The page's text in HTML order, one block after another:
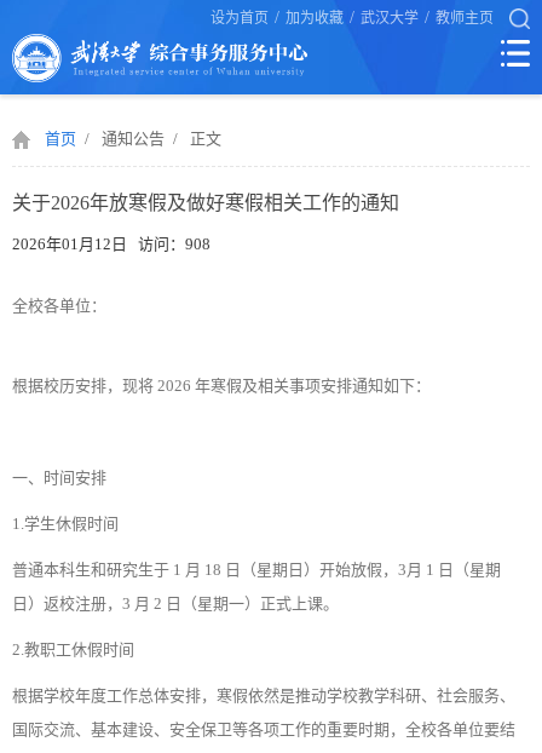
教师主页
武汉大学 /
加为收藏 /
设为首页 /
首页 / 通知公告 / 正文
关于2026年放寒假及做好寒假相关工作的通知
2026年01月12日 访问： 908
全校各单位：
根据校历安排，现将 2026 年寒假及相关事项安排通知如下：
一、时间安排
1.学生休假时间
普通本科生和研究生于 1 月 18 日（星期日）开始放假，3月 1 日（星期
日）返校注册，3 月 2 日（星期一）正式上课。
2.教职工休假时间
根据学校年度工作总体安排，寒假依然是推动学校教学科研、社会服务、
国际交流、基本建设、安全保卫等各项工作的重要时期，全校各单位要结